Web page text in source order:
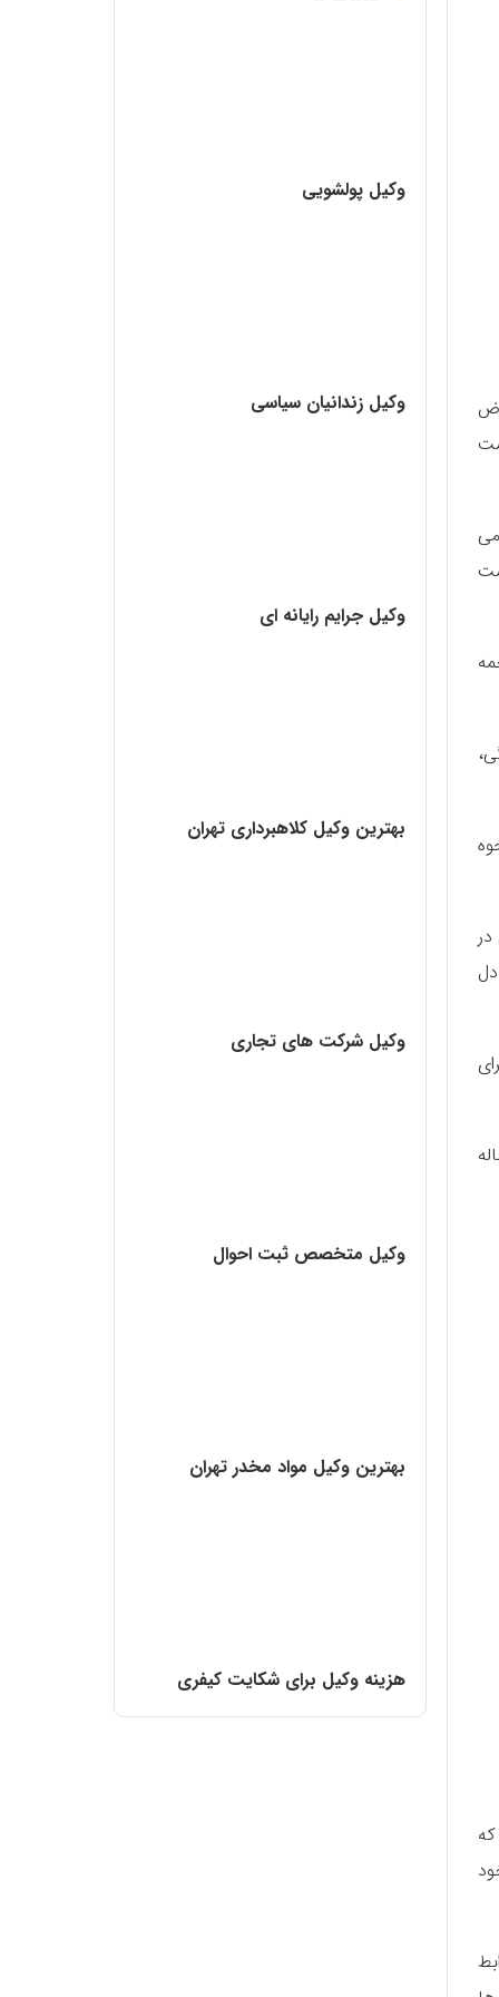
وکیل پولشویی
وکیل زندانیان سیاسی
وکیل جرایم رایانه ای
بهترین وکیل کلاهبرداری تهران
وکیل شرکت های تجاری
وکیل متخصص ثبت احوال
بهترین وکیل مواد مخدر تهران
هزینه وکیل برای شکایت کیفری